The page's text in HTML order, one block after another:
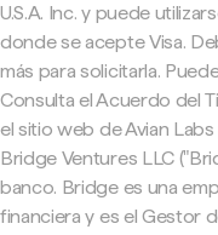
U.S.A. Inc. y puede
donde se acepte Visa.
más para solicitarla.
Consulta el Acuerdo del
el sitio web de Avian
Bridge Ventures LLC
banco. Bridge es una
financiera y es el Gestor